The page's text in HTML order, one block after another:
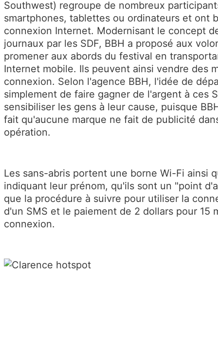
Southwest) regroupe de nombreux
smartphones, tablettes ou ordinateurs et ont
connexion Internet. Modernisant le concept
journaux par les SDF, BBH a proposé aux
promener aux abords du festival en
Internet mobile. Ils peuvent ainsi vendre des
connexion. Selon l'agence BBH, l'idée de
simplement de faire gagner de l'argent à ces
sensibiliser les gens à leur cause, puisque
fait qu'aucune marque ne fait de publicité
opération.
Les sans-abris portent une borne Wi-Fi ainsi
indiquant leur prénom, qu'ils sont un "point
que la procédure à suivre pour utiliser la
d'un SMS et le paiement de 2 dollars pour 15
connexion.